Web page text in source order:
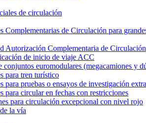
de circulación
Complementarias de Circulación para
Autorización Complementaria de Circulación
de inicio de viaje ACC
conjuntos euromodulares (megacamiones y
para tren turístico
para pruebas o ensayos de investigación
para circular en fechas con restricciones
para circulación excepcional con nivel rojo
la vía